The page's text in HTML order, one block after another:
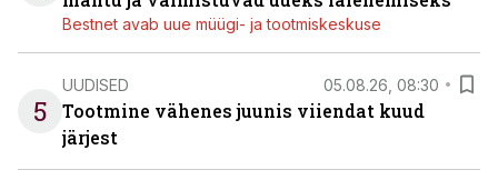
Bestnet avab uue müügi- ja tootmiskeskuse
5
UUDISED 05.08.26, 08:30
Tootmine vähenes juunis viiendat kuud
järjest